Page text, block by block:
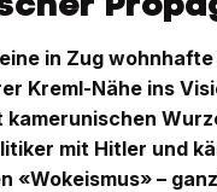
in Zug
Kreml-Nähe ins
kamerunischen
mit Hitler und
«Wokeismus» –